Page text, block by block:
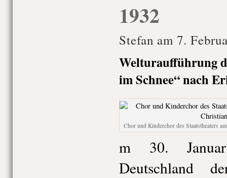
1932
Stefan am 7.
Welturaufführung
im Schnee“ nach
Chor und Kinderchor des Staatstheaters
m 30.
Deutschland